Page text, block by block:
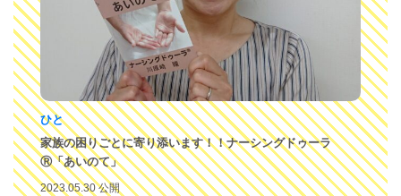
ひと
家族の困りごとに寄り添います！！ナーシングドゥーラ
Ⓡ「あいのて」
2023.05.30 公開